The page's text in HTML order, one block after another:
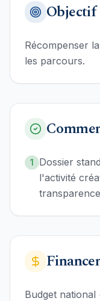
Objectif
Récompenser
les parcours.
1
Dossier
l'activité
Budget